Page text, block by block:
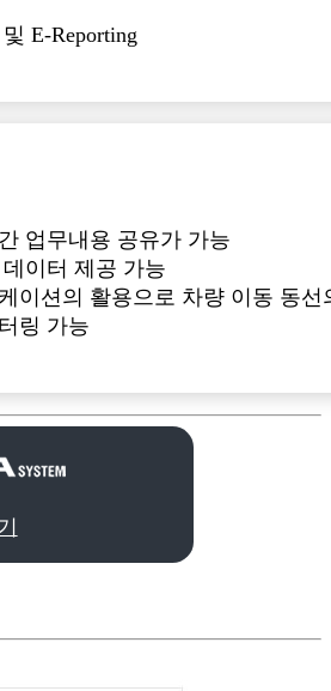
E-Reporting
업무내용 공유가 가능
이터 제공 가능
이션의 활용으로 차량 이동 동선
링 가능